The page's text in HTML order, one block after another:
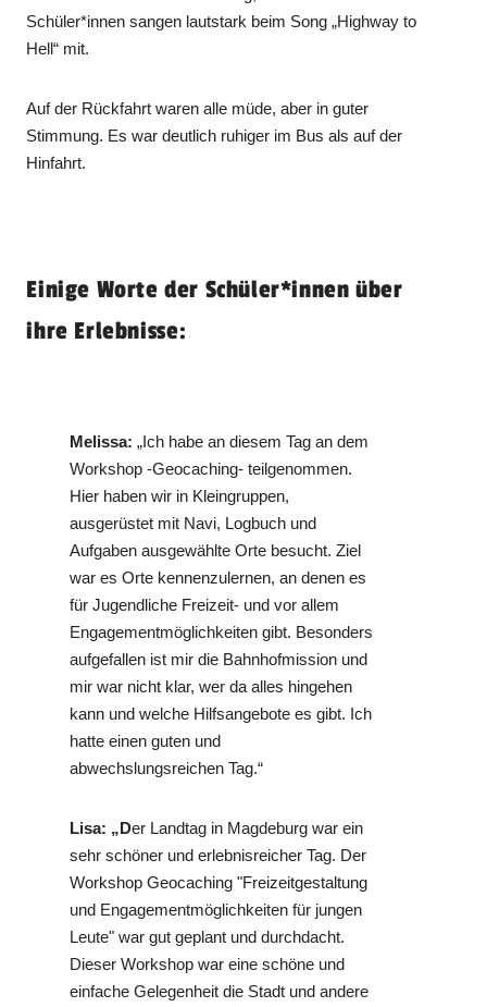
Schüler*innen sangen lautstark beim Song „Highway to
Hell“ mit.
Auf der Rückfahrt waren alle müde, aber in guter
Stimmung. Es war deutlich ruhiger im Bus als auf der
Hinfahrt.
Einige Worte der Schüler*innen über
ihre Erlebnisse:
Melissa: „Ich habe an diesem Tag an dem
Workshop -Geocaching- teilgenommen.
Hier haben wir in Kleingruppen,
ausgerüstet mit Navi, Logbuch und
Aufgaben ausgewählte Orte besucht. Ziel
war es Orte kennenzulernen, an denen es
für Jugendliche Freizeit- und vor allem
Engagementmöglichkeiten gibt. Besonders
aufgefallen ist mir die Bahnhofmission und
mir war nicht klar, wer da alles hingehen
kann und welche Hilfsangebote es gibt. Ich
hatte einen guten und
abwechslungsreichen Tag.“
Lisa: „Der Landtag in Magdeburg war ein
sehr schöner und erlebnisreicher Tag. Der
Workshop Geocaching "Freizeitgestaltung
und Engagementmöglichkeiten für jungen
Leute" war gut geplant und durchdacht.
Dieser Workshop war eine schöne und
einfache Gelegenheit die Stadt und andere